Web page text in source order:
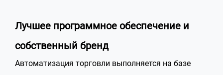
Лучшее программное обеспечение и
собственный бренд
Автоматизация торговли выполняется на базе